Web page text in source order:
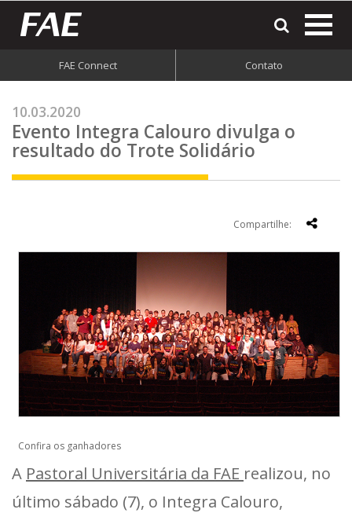
FAE Connect Contato
10.03.2020
Evento Integra Calouro divulga o
resultado do Trote Solidário
Compartilhe:
Confira os ganhadores
A Pastoral Universitária da FAE realizou, no
último sábado (7), o Integra Calouro,